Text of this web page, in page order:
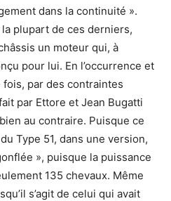
dans la continuité ».
la plupart de ces derniers,
un moteur qui, à
pour lui. En l’occurrence et
par des contraintes
par Ettore et Jean Bugatti
au contraire. Puisque ce
Type 51, dans une version,
», puisque la puissance
135 chevaux. Même
s’agit de celui qui avait